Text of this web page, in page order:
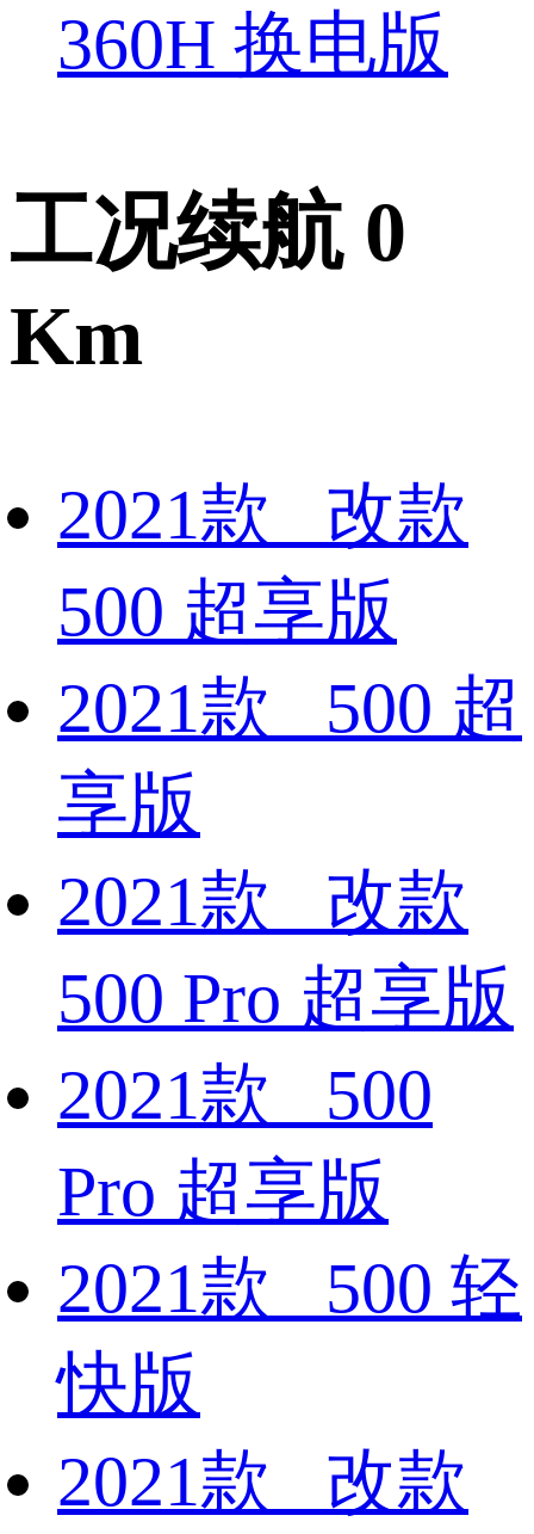
360H 换电版
工况续航 0
Km
2021款 改款
500 超享版
2021款 500 超
享版
2021款 改款
500 Pro 超享版
2021款 500
Pro 超享版
2021款 500 轻
快版
2021款 改款